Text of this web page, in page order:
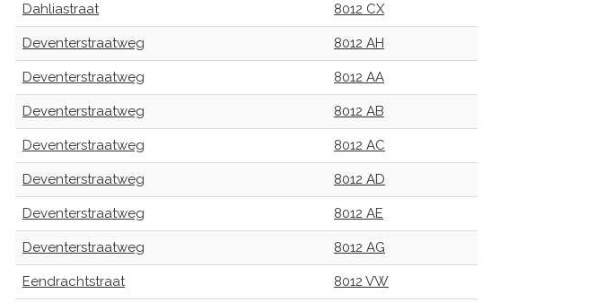
Dahliastraat 8012 CX
Deventerstraatweg 8012 AH
Deventerstraatweg 8012 AA
Deventerstraatweg 8012 AB
Deventerstraatweg 8012 AC
Deventerstraatweg 8012 AD
Deventerstraatweg 8012 AE
Deventerstraatweg 8012 AG
Eendrachtstraat 8012 VW